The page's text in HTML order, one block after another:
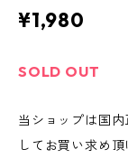
¥1,980
SOLD OUT
当ショップは国
してお買い求め頂